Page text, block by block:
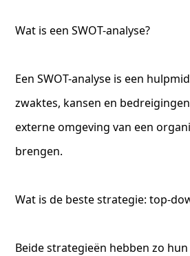
Wat is een SWOT-analyse?
Een SWOT-analyse is een
zwaktes, kansen en
externe omgeving van een
brengen.
Wat is de beste strategie: top-
Beide strategieën hebben zo